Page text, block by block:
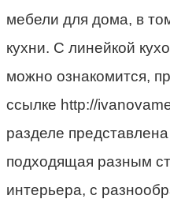
мебели для дома, в
кухни. С линейкой
можно ознакомится,
ссылке http://
разделе
подходящая разным
интерьера, с